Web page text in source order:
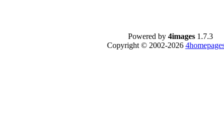
Powered by 4images 1.7.3
Copyright © 2002-2026